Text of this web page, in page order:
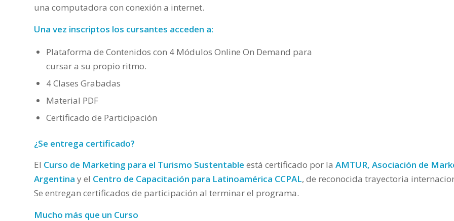
una computadora con conexión a internet.
Una vez inscriptos los cursantes acceden a:
Plataforma de Contenidos con 4 Módulos Online On Demand para
cursar a su propio ritmo.
4 Clases Grabadas
Material PDF
Certificado de Participación
¿Se entrega certificado?
El Curso de Marketing para el Turismo Sustentable está certificado por la AMTUR, Asociación de
Argentina y el Centro de Capacitación para Latinoamérica CCPAL, de reconocida trayectoria
Se entregan certificados de participación al terminar el programa.
Mucho más que un Curso